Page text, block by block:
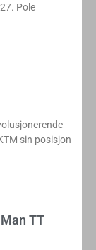
Pole
sin posisjon
TT